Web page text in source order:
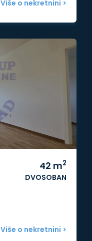
Više o nekretnini >
42 m2
DVOSOBAN
Više o nekretnini >